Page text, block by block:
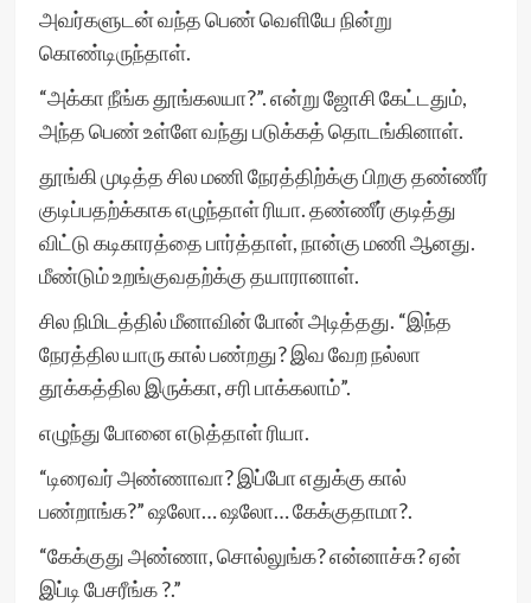
அவர்களுடன் வந்த பெண் வெளியே நின்று
கொண்டிருந்தாள்.
“அக்கா நீங்க தூங்கலயா?”. என்று ஜோசி கேட்டதும்,
அந்த பெண் உள்ளே வந்து படுக்கத் தொடங்கினாள்.
தூங்கி முடித்த சில மணி நேரத்திற்க்கு பிறகு தண்ணீர்
குடிப்பதற்க்காக எழுந்தாள் ரியா. தண்ணீர் குடித்து
விட்டு கடிகாரத்தை பார்த்தாள், நான்கு மணி ஆனது.
மீண்டும் உறங்குவதற்க்கு தயாரானாள்.
சில நிமிடத்தில் மீனாவின் போன் அடித்தது. “இந்த
நேரத்தில யாரு கால் பண்றது? இவ வேற நல்லா
தூக்கத்தில இருக்கா, சரி பாக்கலாம்”.
எழுந்து போனை எடுத்தாள் ரியா.
“டிரைவர் அண்ணாவா? இப்போ எதுக்கு கால்
பண்றாங்க?” ஷலோ… ஷலோ… கேக்குதாமா?.
“கேக்குது அண்ணா, சொல்லுங்க? என்னாச்சு? ஏன்
இப்டி பேசரீங்க ?.”